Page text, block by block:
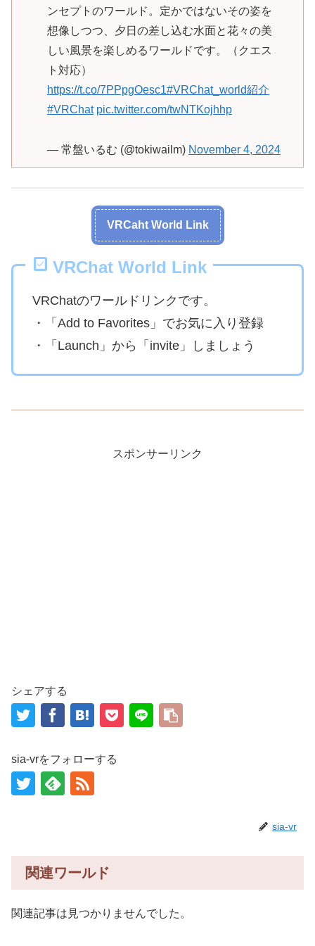
ンセプトのワールド。定かではないその姿を
想像しつつ、夕日の差し込む水面と花々の美
しい風景を楽しめるワールドです。（クエス
ト対応）
https://t.co/7PPpgOesc1#VRChat_world紹介
#VRChat pic.twitter.com/twNTKojhhp
— 常盤いるむ (@tokiwailm) November 4, 2024
VRCaht World Link
VRChat World Link
VRChatのワールドリンクです。
・「Add to Favorites」でお気に入り登録
・「Launch」から「invite」しましょう
スポンサーリンク
シェアする
sia-vrをフォローする
sia-vr
関連ワールド
関連記事は見つかりませんでした。